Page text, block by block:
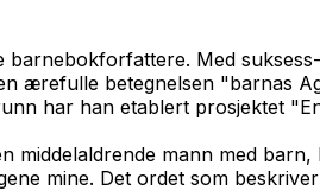
barnebokforfattere. Med
ærefulle betegnelsen "barnas
har han etablert prosjektet
middelaldrende mann med
mine. Det ordet som